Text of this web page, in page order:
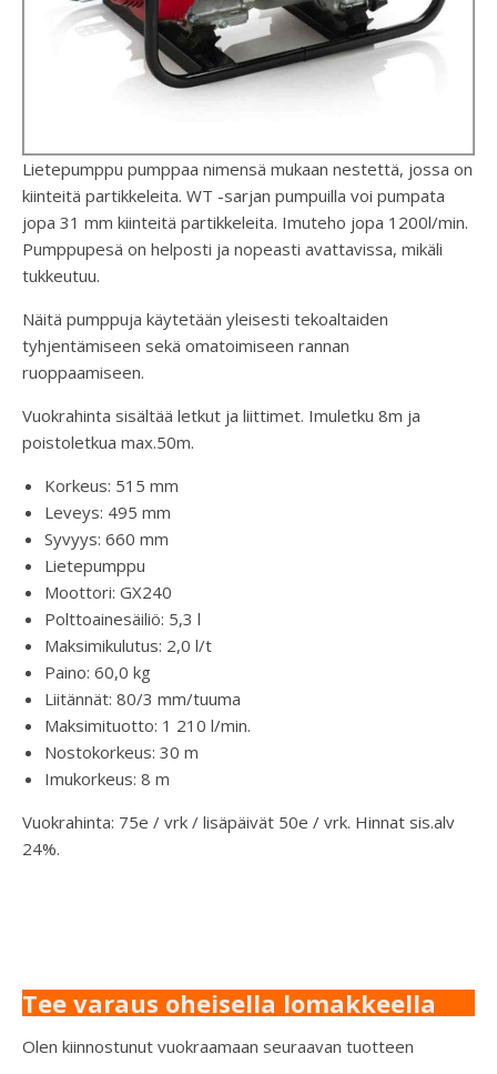
Lietepumppu pumppaa nimensä mukaan nestettä, jossa on
kiinteitä partikkeleita. WT -sarjan pumpuilla voi pumpata
jopa 31 mm kiinteitä partikkeleita. Imuteho jopa 1200l/min.
Pumppupesä on helposti ja nopeasti avattavissa, mikäli
tukkeutuu.
Näitä pumppuja käytetään yleisesti tekoaltaiden
tyhjentämiseen sekä omatoimiseen rannan
ruoppaamiseen.
Vuokrahinta sisältää letkut ja liittimet. Imuletku 8m ja
poistoletkua max.50m.
Korkeus: 515 mm
Leveys: 495 mm
Syvyys: 660 mm
Lietepumppu
Moottori: GX240
Polttoainesäiliö: 5,3 l
Maksimikulutus: 2,0 l/t
Paino: 60,0 kg
Liitännät: 80/3 mm/tuuma
Maksimituotto: 1 210 l/min.
Nostokorkeus: 30 m
Imukorkeus: 8 m
Vuokrahinta: 75e / vrk / lisäpäivät 50e / vrk. Hinnat sis.alv
24%.
Tee varaus oheisella lomakkeella
Olen kiinnostunut vuokraamaan seuraavan tuotteen